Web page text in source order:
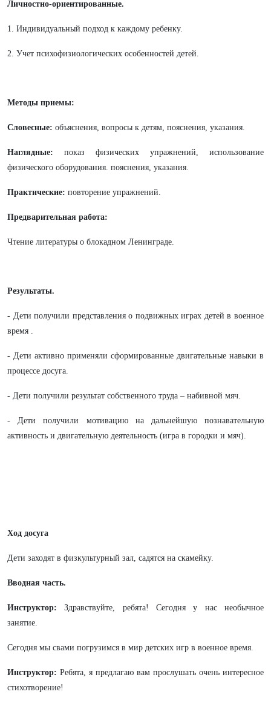
Личностно-ориентированные.
1. Индивидуальный подход к каждому ребенку.
2. Учет психофизиологических особенностей детей.
Методы приемы:
Словесные: объяснения, вопросы к детям, пояснения, указания.
Наглядные: показ физических упражнений, использование
физического оборудования. пояснения, указания.
Практические: повторение упражнений.
Предварительная работа:
Чтение литературы о блокадном Ленинграде.
Результаты.
- Дети получили представления о подвижных играх детей в военное
время .
- Дети активно применяли сформированные двигательные навыки в
процессе досуга.
- Дети получили результат собственного труда – набивной мяч.
- Дети получили мотивацию на дальнейшую познавательную
активность и двигательную деятельность (игра в городки и мяч).
Ход досуга
Дети заходят в физкультурный зал, садятся на скамейку.
Вводная часть.
Инструктор:Здравствуйте, ребята! Сегодня у нас необычное
занятие.
Сегодня мы свами погрузимся в мир детских игр в военное время.
Инструктор: Ребята, я предлагаю вам прослушать очень интересное
стихотворение!